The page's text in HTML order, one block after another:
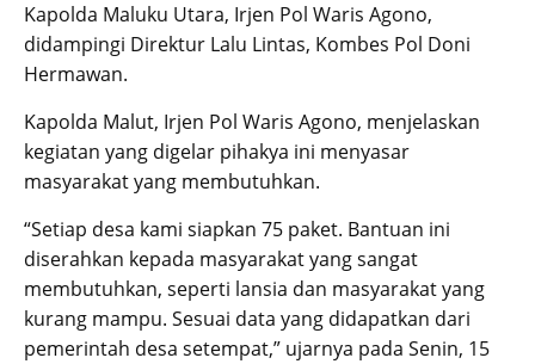
Kapolda Maluku Utara, Irjen Pol Waris Agono,
didampingi Direktur Lalu Lintas, Kombes Pol Doni
Hermawan.
Kapolda Malut, Irjen Pol Waris Agono, menjelaskan
kegiatan yang digelar pihakya ini menyasar
masyarakat yang membutuhkan.
“Setiap desa kami siapkan 75 paket. Bantuan ini
diserahkan kepada masyarakat yang sangat
membutuhkan, seperti lansia dan masyarakat yang
kurang mampu. Sesuai data yang didapatkan dari
pemerintah desa setempat,” ujarnya pada Senin, 15